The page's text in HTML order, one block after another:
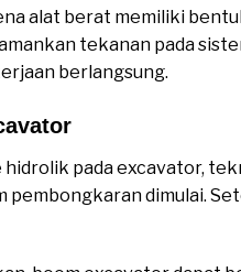
alat berat memiliki
tekanan pada
berlangsung.
pada excavator,
pembongkaran dimulai.